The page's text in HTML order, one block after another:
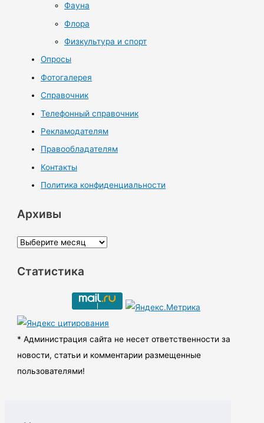
Фауна
Флора
Физкультура и спорт
Опросы
Фотогалерея
Справочник
Телефонный справочник
Рекламодателям
Правообладателям
Контакты
Политика конфиденциальности
Архивы
А
х
ы
Статистика
* Администрация сайта не несет ответственности за
новости, статьи и комментарии размещенные
пользователями!